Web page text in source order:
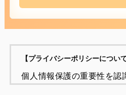
【プライバシーポリシーについて
個人情報保護の重要性を認